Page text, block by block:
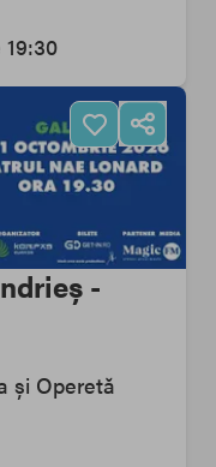
-
și Operetă